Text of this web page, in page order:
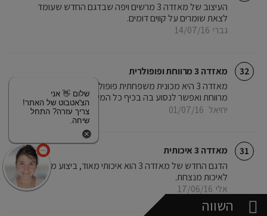
גברי 14/07/16
העיצוב של מאזדה 3 מרשים ויפה שבדגם החדש שעומד
לצאת שומרים על קווים דומים.
32 מאזדה 3 מרווחת ופופולרית
יחיאל 01/07/16
מאזדה 3 היא מכונית משפחתית פופולרית כי היא כל כך
מרווחת ואפשר לנסוע בה בכיף כל המשפחה.
31 מאזדה 3 איכותית
אלי 17/06/16
הדגם החדש של מאזדה 3 הוא איכותי מאוד, ביצוע מעולה
לאיכות מנצחת.
השווה
שלום 👋 אני
הצ'אטבוט של האתר!
צריך עזרה? התחל
שיחה.